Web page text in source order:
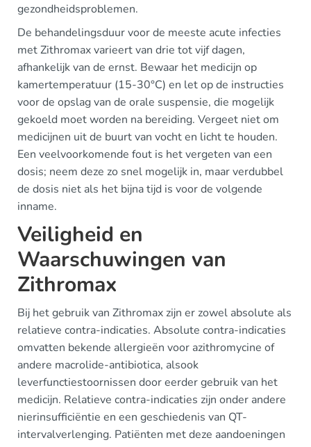
gezondheidsproblemen.
De behandelingsduur voor de meeste acute infecties
met Zithromax varieert van drie tot vijf dagen,
afhankelijk van de ernst. Bewaar het medicijn op
kamertemperatuur (15-30°C) en let op de instructies
voor de opslag van de orale suspensie, die mogelijk
gekoeld moet worden na bereiding. Vergeet niet om
medicijnen uit de buurt van vocht en licht te houden.
Een veelvoorkomende fout is het vergeten van een
dosis; neem deze zo snel mogelijk in, maar verdubbel
de dosis niet als het bijna tijd is voor de volgende
inname.
Veiligheid en
Waarschuwingen van
Zithromax
Bij het gebruik van Zithromax zijn er zowel absolute als
relatieve contra-indicaties. Absolute contra-indicaties
omvatten bekende allergieën voor azithromycine of
andere macrolide-antibiotica, alsook
leverfunctiestoornissen door eerder gebruik van het
medicijn. Relatieve contra-indicaties zijn onder andere
nierinsufficiëntie en een geschiedenis van QT-
intervalverlenging. Patiënten met deze aandoeningen